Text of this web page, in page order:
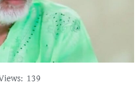
139